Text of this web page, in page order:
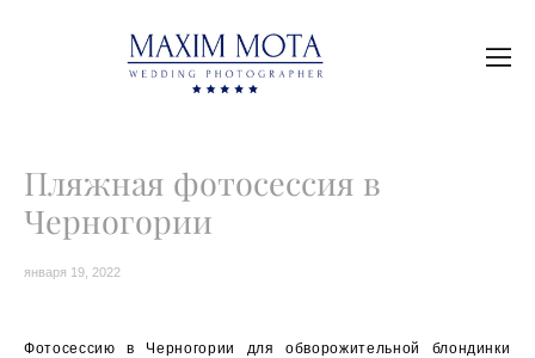
Пляжная фотосессия в
Черногории
января 19, 2022
Фотосессию в Черногории для обворожительной блондинки